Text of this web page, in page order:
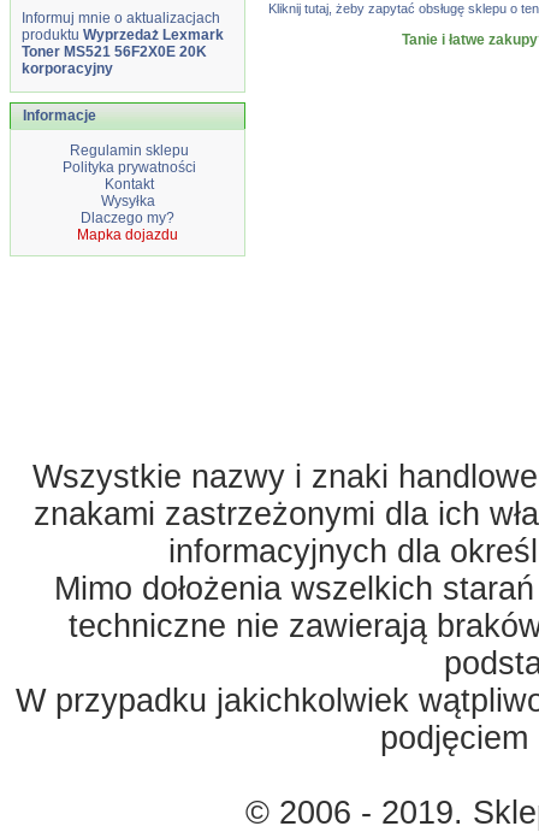
Informuj mnie o aktualizacjach
produktu Wyprzedaż Lexmark
Toner MS521 56F2X0E 20K
korporacyjny
Informacje
Regulamin sklepu
Polityka prywatności
Kontakt
Wysyłka
Dlaczego my?
Mapka dojazdu
Kliknij tutaj, żeby zapytać obsługę sklepu o
Tanie i łatwe
Wszystkie nazwy i znaki
znakami zastrzeżonymi dla ich
informacyjnych dla
Mimo dołożenia wszelkich
techniczne nie zawierają
W przypadku jakichkolwiek
© 2006 - 2019.